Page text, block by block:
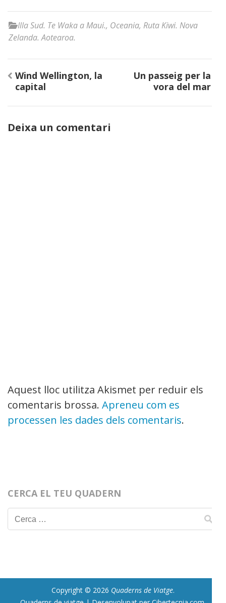
Illa Sud. Te Waka a Maui., Oceania, Ruta Kiwi. Nova
Zelanda. Aotearoa.
Navegació
d'entrades
Wind Wellington, la
capital
Un passeig per la
vora del mar
Deixa un comentari
Aquest lloc utilitza Akismet per reduir els
comentaris brossa. Apreneu com es
processen les dades dels comentaris.
CERCA EL TEU QUADERN
Cerca:
Copyright © 2026 Quaderns de Viatge.